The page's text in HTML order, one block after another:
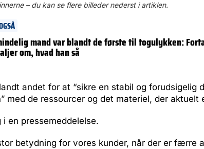
– du kan se flere billeder nederst i artiklen.
mand var blandt de første til togulykken:
om, hvad han så
andet for at “sikre en stabil og forudsigelig
med de ressourcer og det materiel, der aktuelt
en pressemeddelelse.
betydning for vores kunder, når der er færre